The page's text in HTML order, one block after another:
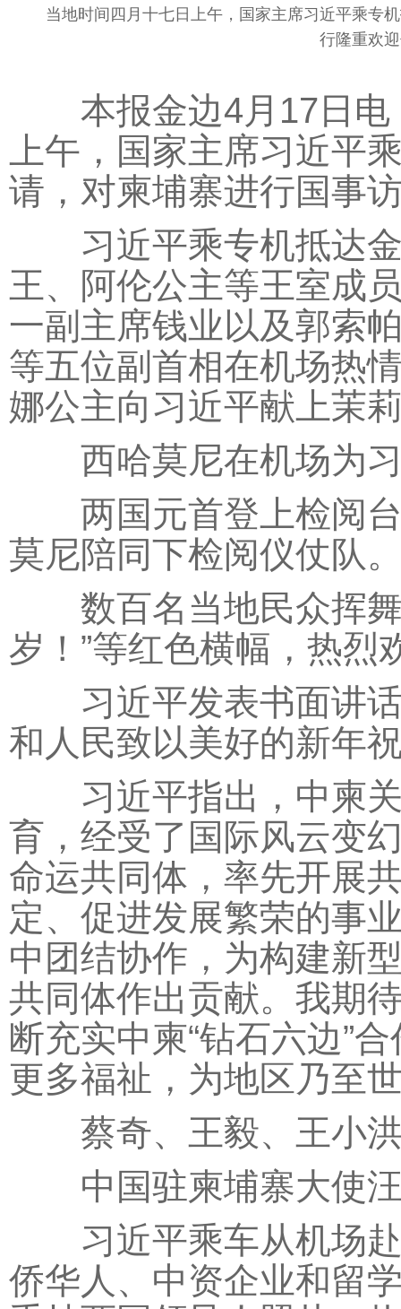
当地时间四月十七日上午，国家主席习近平乘专机
行隆重欢
本报金边4月17日电
上午，国家主席习近平
请，对柬埔寨进行国事
习近平乘专机抵达金
王、阿伦公主等王室成
一副主席钱业以及郭索
等五位副首相在机场热
娜公主向习近平献上茉
西哈莫尼在机场为习
两国元首登上检阅台
莫尼陪同下检阅仪仗队
数百名当地民众挥舞
岁！”等红色横幅，热烈
习近平发表书面讲话
和人民致以美好的新年
习近平指出，中柬关
育，经受了国际风云变
命运共同体，率先开展
定、促进发展繁荣的事
中团结协作，为构建新
共同体作出贡献。我期
断充实中柬“钻石六边”
更多福祉，为地区乃至
蔡奇、王毅、王小洪
中国驻柬埔寨大使汪
习近平乘车从机场赴
侨华人、中资企业和留